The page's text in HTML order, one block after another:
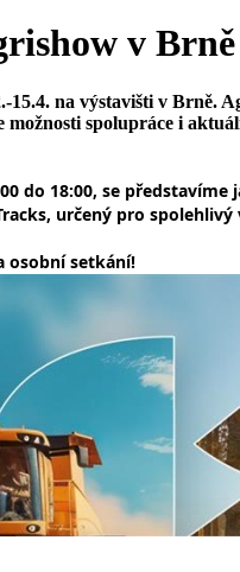
v Brně
na výstavišti v Brně.
spolupráce i
do 18:00, se
určený pro
osobní setkání!